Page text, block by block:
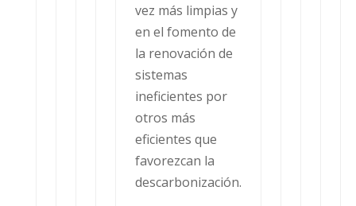
vez más limpias y
en el fomento de
la renovación de
sistemas
ineficientes por
otros más
eficientes que
favorezcan la
descarbonización.